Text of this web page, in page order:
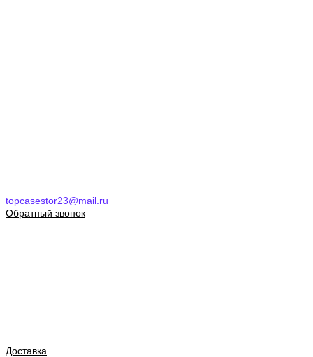
topcasestor23@mail.ru
Обратный звонок
Доставка